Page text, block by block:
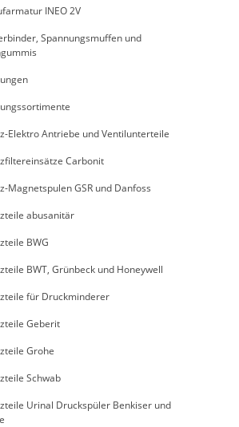
INEO 2V
Spannungsmuffen und
Elektro Antriebe und Ventilunterteile
Carbonit
Magnetspulen GSR und Danfoss
abusanitär
BWG
BWT, Grünbeck und Honeywell
für Druckminderer
Geberit
Grohe
Schwab
Urinal Druckspüler Benkiser und